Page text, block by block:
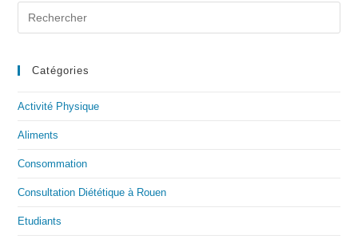
Catégories
Activité Physique
Aliments
Consommation
Consultation Diététique à Rouen
Etudiants